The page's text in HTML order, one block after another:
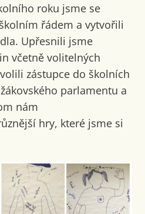
roku jsme se
řádem a vytvořili
Upřesnili jsme
včetně volitelných
zástupce do školních
parlamentu a
nám
hry, které jsme si